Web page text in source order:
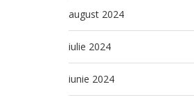
august 2024
iulie 2024
iunie 2024